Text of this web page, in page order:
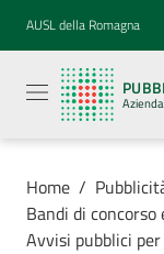
Vai al contenuto
Vai alla navigazione
Vai al footer
AUSL della Romagna
legale
Azienda
Unità
Locale della
Home /
Bandi di concorso
Avvisi pubblici